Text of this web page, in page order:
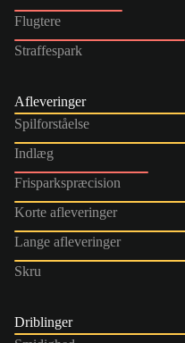
Flugtere
Straffespark
Afleveringer
Spilforståelse
Indlæg
Frisparkspræcision
Korte afleveringer
Lange afleveringer
Skru
Driblinger